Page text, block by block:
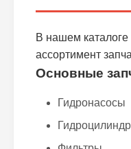
В нашем
ассортимент
Основные
Гидронасосы